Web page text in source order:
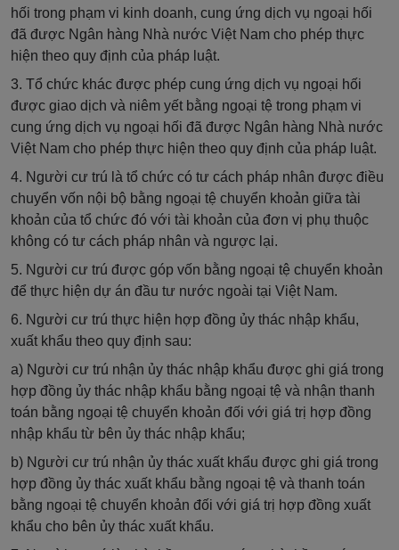
hối trong phạm vi kinh doanh, cung ứng dịch vụ ngoại hối
đã được Ngân hàng Nhà nước Việt Nam cho phép thực
hiện theo quy định của pháp luật.
3. Tổ chức khác được phép cung ứng dịch vụ ngoại hối
được giao dịch và niêm yết bằng ngoại tệ trong phạm vi
cung ứng dịch vụ ngoại hối đã được Ngân hàng Nhà nước
Việt Nam cho phép thực hiện theo quy định của pháp luật.
4. Người cư trú là tổ chức có tư cách pháp nhân được điều
chuyển vốn nội bộ bằng ngoại tệ chuyển khoản giữa tài
khoản của tổ chức đó với tài khoản của đơn vị phụ thuộc
không có tư cách pháp nhân và ngược lại.
5. Người cư trú được góp vốn bằng ngoại tệ chuyển khoản
để thực hiện dự án đầu tư nước ngoài tại Việt Nam.
6. Người cư trú thực hiện hợp đồng ủy thác nhập khẩu,
xuất khẩu theo quy định sau:
a) Người cư trú nhận ủy thác nhập khẩu được ghi giá trong
hợp đồng ủy thác nhập khẩu bằng ngoại tệ và nhận thanh
toán bằng ngoại tệ chuyển khoản đối với giá trị hợp đồng
nhập khẩu từ bên ủy thác nhập khẩu;
b) Người cư trú nhận ủy thác xuất khẩu được ghi giá trong
hợp đồng ủy thác xuất khẩu bằng ngoại tệ và thanh toán
bằng ngoại tệ chuyển khoản đối với giá trị hợp đồng xuất
khẩu cho bên ủy thác xuất khẩu.